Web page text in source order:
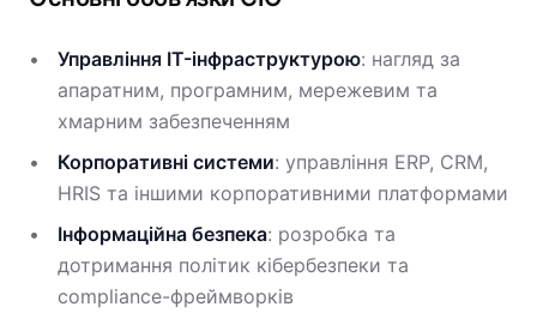
Управління IT-інфраструктурою: нагляд за
апаратним, програмним, мережевим та
хмарним забезпеченням
Корпоративні системи: управління ERP, CRM,
HRIS та іншими корпоративними платформами
Інформаційна безпека: розробка та
дотримання політик кібербезпеки та
compliance-фреймворків